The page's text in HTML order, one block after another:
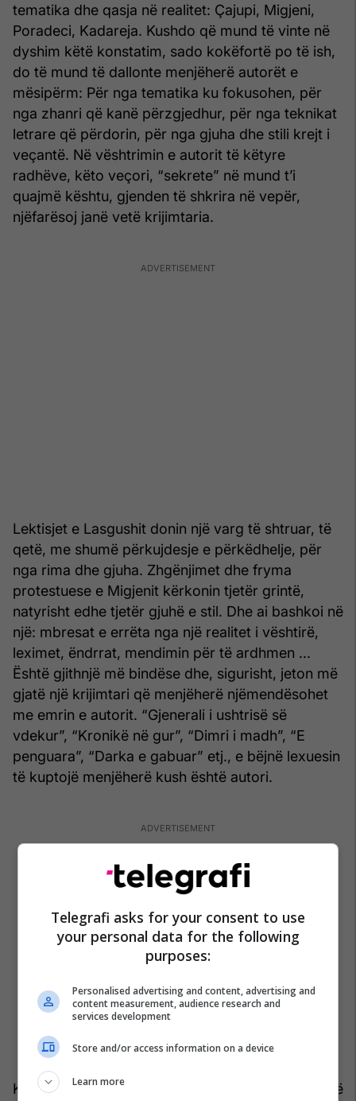
tematika dhe qasja në realitet: Çajupi, Migjeni,
Poradeci, Kadareja. Kushdo që mund të vinte në
dyshim këtë konstatim, sado kokëfortë po të ish,
do të mund të dallonte menjëherë autorët e
mësipërm: Për nga tematika ku fokusohen, për
nga zhanri që kanë përzgjedhur, për nga teknikat
letrare që përdorin, për nga gjuha dhe stili krejt i
veçantë. Në vështrimin e autorit të këtyre
radhëve, këto veçori, “sekrete” në mund t’i
quajmë kështu, gjenden të shkrira në vepër,
njëfarësoj janë vetë krijimtaria.
Lektisjet e Lasgushit donin një varg të shtruar, të
qetë, me shumë përkujdesje e përkëdhelje, për
nga rima dhe gjuha. Zhgënjimet dhe fryma
protestuese e Migjenit kërkonin tjetër grintë,
natyrisht edhe tjetër gjuhë e stil. Dhe ai bashkoi në
një: mbresat e errëta nga një realitet i vështirë,
leximet, ëndrrat, mendimin për të ardhmen ...
Është gjithnjë më bindëse dhe, sigurisht, jeton më
gjatë një krijimtari që menjëherë njëmendësohet
me emrin e autorit. “Gjenerali i ushtrisë së
vdekur”, “Kronikë në gur”, “Dimri i madh”, “E
penguara”, “Darka e gabuar” etj., e bëjnë lexuesin
të kuptojë menjëherë kush është autori.
Kam rastin të përsëris çfarë kam shkruar edhe më
Telegrafi asks for your consent to use
your personal data for the following
purposes:
Personalised advertising and content, advertising and
content measurement, audience research and
services development
Store and/or access information on a device
Learn more